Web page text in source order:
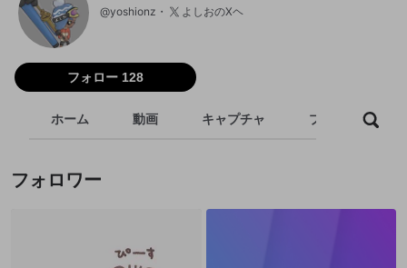
@yoshionz よしおのXヘ
フォロー 128
ホーム 動画 キャプチャ プレイリスト
フォロワー